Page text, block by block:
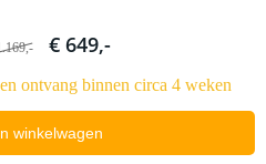
€ 649,-
ontvang binnen circa 4 weken
winkelwagen